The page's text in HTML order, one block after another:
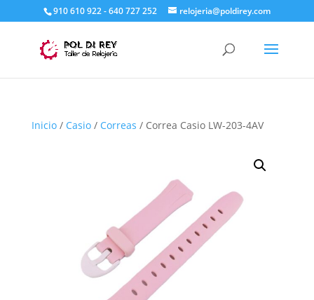
910 610 922 - 640 727 252 relojeria@poldirey.com
Inicio/ Casio/ Correas / Correa Casio LW-203-4AV